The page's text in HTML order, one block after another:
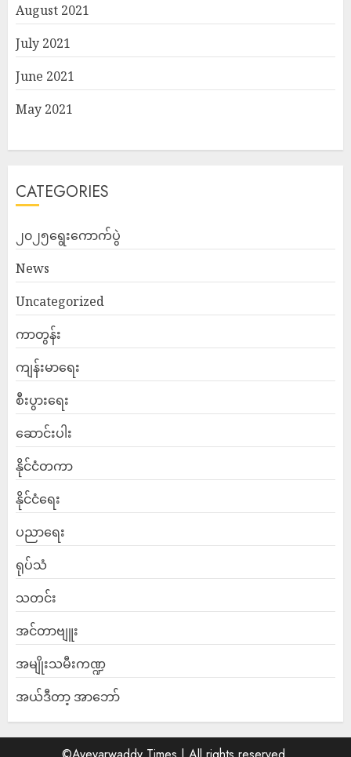
August 2021
July 2021
June 2021
May 2021
CATEGORIES
၂၀၂၅ရွေးကောက်ပွဲ
News
Uncategorized
ကာတွန်း
ကျန်းမာရေး
စီးပွားရေး
ဆောင်းပါး
နိုင်ငံတကာ
နိုင်ငံရေး
ပညာရေး
ရုပ်သံ
သတင်း
အင်တာဗျူး
အမျိုးသမီးကဏ္ဍ
အယ်ဒီတာ့ အာဘော်